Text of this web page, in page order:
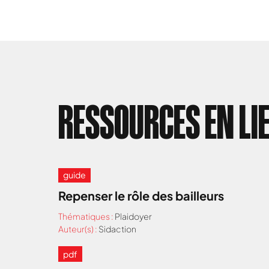
RESSOURCES EN
guide
Repenser le rôle des bailleurs
Thématiques : Plaidoyer
Auteur(s) : Sidaction
pdf